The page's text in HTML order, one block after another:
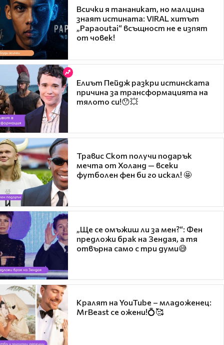
Всички я тананикат, но малцина
знаят истината: VIRAL хитът
„Papaoutai“ всъщност не е изпят
от човек!
Елиът Пейдж разкри истинската
причина за трансформацията на
тялото си!😯💥
Травис Скот получи подарък
мечта от Холанд — всеки
футболен фен би го искал! 🤩
„Ще се омъжиш ли за мен?“: Фен
предложи брак на Зендая, а тя
отвърна само с три думи😅
Кралят на YouTube – младоженец:
MrBeast се ожени!💍🥰